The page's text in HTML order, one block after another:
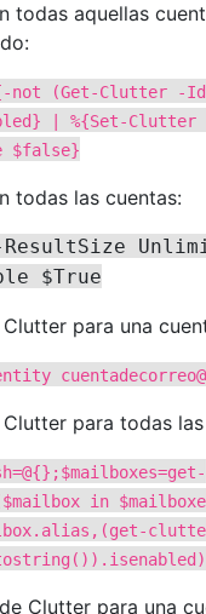
todas aquellas
not (Get-Clutter -
| %{Set-
$false}
todas las cuentas:
ResultSize
$True
para una
para todas
in
Clutter para una